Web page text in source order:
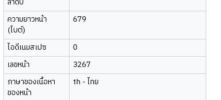
ความยาวหน้า
(ไบต์)
679
ไอดีเนมสเปซ
0
เลขหน้า
3267
ภาษาของเนื้อหา
ของหน้า
th - ไทย